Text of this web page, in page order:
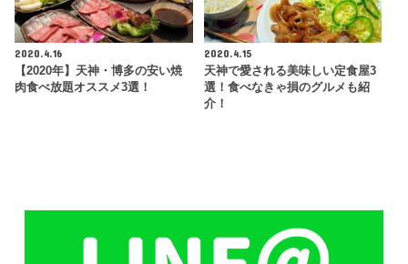
2020.4.16
【2020年】天神・博多の安い焼
肉食べ放題オススメ3選！
2020.4.15
天神で愛される美味しい定食屋3
選！食べなきゃ損のグルメも紹
介！